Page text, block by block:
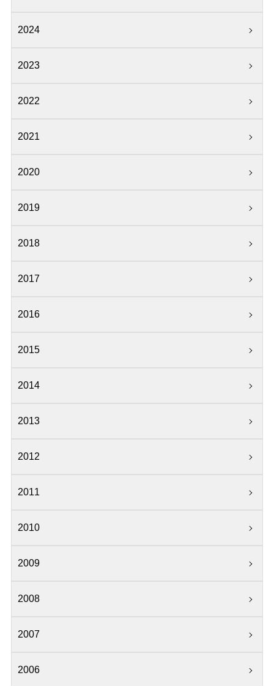
2024
2023
2022
2021
2020
2019
2018
2017
2016
2015
2014
2013
2012
2011
2010
2009
2008
2007
2006